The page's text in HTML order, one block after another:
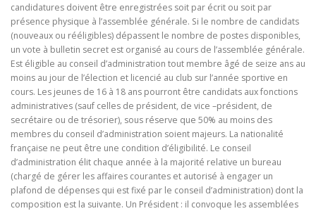
candidatures doivent être enregistrées soit par écrit ou soit par
présence physique à l’assemblée générale. Si le nombre de candidats
(nouveaux ou rééligibles) dépassent le nombre de postes disponibles,
un vote à bulletin secret est organisé au cours de l’assemblée générale.
Est éligible au conseil d’administration tout membre âgé de seize ans au
moins au jour de l’élection et licencié au club sur l’année sportive en
cours. Les jeunes de 16 à 18 ans pourront être candidats aux fonctions
administratives (sauf celles de président, de vice –président, de
secrétaire ou de trésorier), sous réserve que 50% au moins des
membres du conseil d’administration soient majeurs. La nationalité
française ne peut être une condition d’éligibilité. Le conseil
d’administration élit chaque année à la majorité relative un bureau
(chargé de gérer les affaires courantes et autorisé à engager un
plafond de dépenses qui est fixé par le conseil d’administration) dont la
composition est la suivante. Un Président : il convoque les assemblées